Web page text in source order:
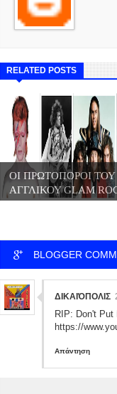
RELATED POSTS
ΟΙ ΠΡΩΤΟΠΟΡΟΙ ΤΟΥ
ΑΓΓΛΙΚΟΥ GLAM
BLOGGER
ΔΙΚΑΙΌΠΟΛΙΣ
RIP: Don't Put
https://
Απάντηση